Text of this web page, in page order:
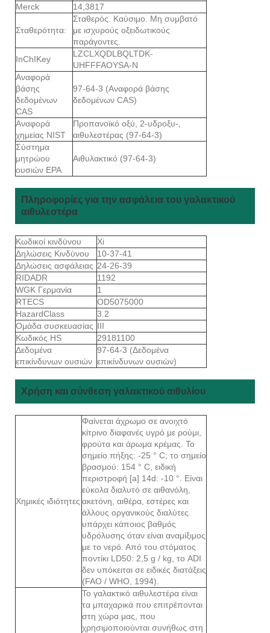
Merck
14,3817
Σταθερότητα:
Σταθερός. Καύσιμο. Μη συμβατό
με ισχυρούς οξειδωτικούς
παράγοντες.
InChIKey
LZCLXQDLBQLTDK-
UHFFFAOYSA-N
Αναφορά
βάσης
δεδομένων
CAS
97-64-3 (Αναφορά βάσης
δεδομένων CAS)
Αναφορά
χημείας NIST
Προπανοϊκό οξύ, 2-υδροξυ-,
αιθυλεστέρας (97-64-3)
Σύστημα
μητρώου
ουσιών EPA
Αιθυλακτικό (97-64-3)
Πληροφορίες για την ασφάλεια του γαλακτικού
αιθυλεστέρα
Κωδικοί κινδύνου
Xi
Δηλώσεις Κινδύνου
10-37-41
Δηλώσεις ασφάλειας 24-26-39
RIDADR
1192
WGK Γερμανία
1
RTECS
OD5075000
HazardClass
3.2
Ομάδα συσκευασίας III
Κωδικός HS
29181100
Δεδομένα
επικίνδυνων ουσιών
97-64-3 (Δεδομένα
επικίνδυνων ουσιών)
Χρήση και σύνθεση γαλακτικού αιθυλίου
Χημικές ιδιότητες
Φαίνεται άχρωμο σε ανοιχτό
κίτρινο διαφανές υγρό με ρούμι,
φρούτα και άρωμα κρέμας. Το
σημείο πήξης: -25 ° C; το σημείο
βρασμού: 154 ° C, ειδική
περιστροφή [a] 14d: -10 °. Είναι
εύκολα διαλυτό σε αιθανόλη,
ακετόνη, αιθέρα, εστέρες και
άλλους οργανικούς διαλύτες.
υπάρχει κάποιος βαθμός
υδρόλυσης όταν είναι αναμίξιμος
με το νερό. Από του στόματος
ποντίκι LD50: 2,5 g / kg, το ADI
δεν υπόκειται σε ειδικές διατάξεις
(FAO / WHO, 1994).
Το γαλακτικό αιθυλεστέρα είναι
τα μπαχαρικά που επιτρέπονται
στη χώρα μας, που
χρησιμοποιούνται συνήθως στη